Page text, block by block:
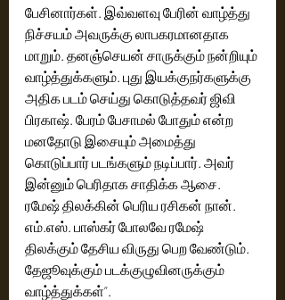
பேசினார்கள். இவ்வளவு பேரின் வாழ்த்து
நிச்சயம் அவருக்கு லாபகரமானதாக
மாறும். தனஞ்செயன் சாருக்கும் நன்றியும்
வாழ்த்துக்களும். புது இயக்குநர்களுக்கு
அதிக படம் செய்து கொடுத்தவர் ஜிவி
பிரகாஷ். பேரம் பேசாமல் போதும் என்ற
மனதோடு இசையும் அமைத்து
கொடுப்பார் படங்களும் நடிப்பார். அவர்
இன்னும் பெரிதாக சாதிக்க ஆசை.
ரமேஷ் திலக்கின் பெரிய ரசிகன் நான்.
எம்.எஸ். பாஸ்கர் போலவே ரமேஷ்
திலக்கும் தேசிய விருது பெற வேண்டும்.
தேஜூவுக்கும் படக்குழுவினருக்கும்
வாழ்த்துக்கள்”.